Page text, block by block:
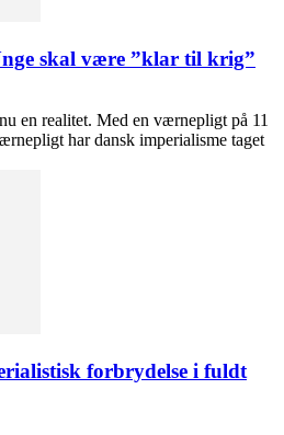
skal være ”klar til krig”
en realitet. Med en værnepligt på 11
har dansk imperialisme taget
forbrydelse i fuldt